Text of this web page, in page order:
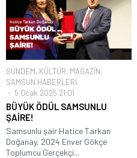
GÜNDEM, KÜLTÜR, MAGAZİN,
SAMSUN HABERLERİ
5 Ocak 2025 21:01
BÜYÜK ÖDÜL SAMSUNLU
ŞAİRE!
Samsunlu şair Hatice Tarkan
Doğanay, 2024 Enver Gökçe
Toplumcu Gerçekçi...